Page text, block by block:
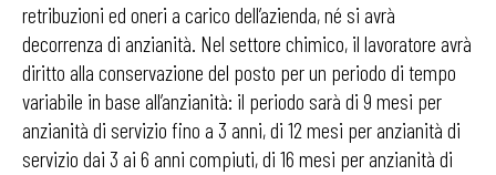
retribuzioni ed oneri a carico dell’azienda, né si avrà
decorrenza di anzianità. Nel settore chimico, il lavoratore avrà
diritto alla conservazione del posto per un periodo di tempo
variabile in base all’anzianità: il periodo sarà di 9 mesi per
anzianità di servizio fino a 3 anni, di 12 mesi per anzianità di
servizio dai 3 ai 6 anni compiuti, di 16 mesi per anzianità di